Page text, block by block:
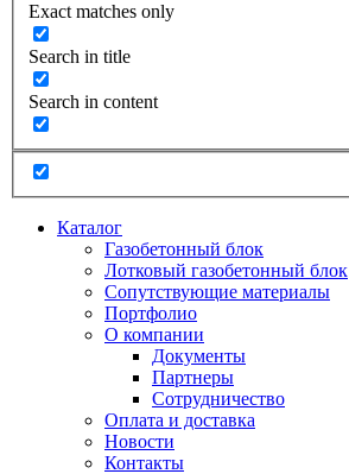
Exact matches only
Search in title
Search in content
Каталог
Газобетонный блок
Лотковый газобетонный блок
Сопутствующие материалы
Портфолио
О компании
Документы
Партнеры
Сотрудничество
Оплата и доставка
Новости
Контакты